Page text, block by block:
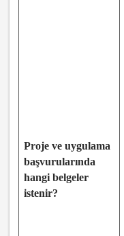
Proje ve uygulama
başvurularında
hangi belgeler
istenir?